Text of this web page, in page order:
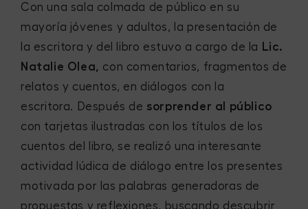
Con una sala colmada de público en su
mayoría jóvenes y adultos, la presentación de
la escritora y del libro estuvo a cargo de la Lic.
Natalie Olea, con comentarios, fragmentos de
relatos y cuentos, en diálogos con la
escritora. Después de sorprender al público
con tarjetas ilustradas con los títulos de los
cuentos del libro, se realizó una interesante
actividad lúdica de diálogo entre los presentes
motivada por las palabras generadoras de
propuestas y reflexiones, buscando descubrir